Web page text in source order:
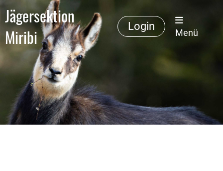
Jägersektion
Miribi
Login
Menü